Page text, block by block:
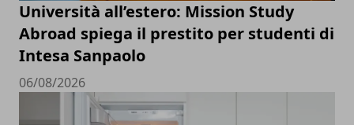
Università all’estero: Mission Study
Abroad spiega il prestito per studenti di
Intesa Sanpaolo
06/08/2026